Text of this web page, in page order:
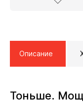
Описание
Тоньше.